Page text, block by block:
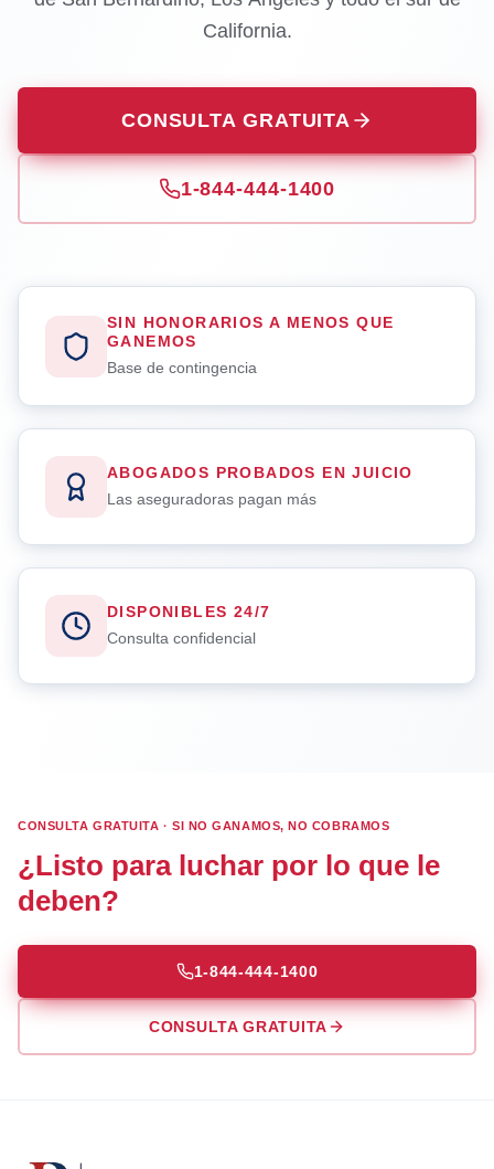
California.
CONSULTA GRATUITA
1-844-444-1400
SIN HONORARIOS A MENOS QUE
GANEMOS
Base de contingencia
ABOGADOS PROBADOS EN JUICIO
Las aseguradoras pagan más
DISPONIBLES 24/7
Consulta confidencial
CONSULTA GRATUITA · SI NO GANAMOS, NO COBRAMOS
¿Listo para luchar por lo que le
deben?
1-844-444-1400
CONSULTA GRATUITA